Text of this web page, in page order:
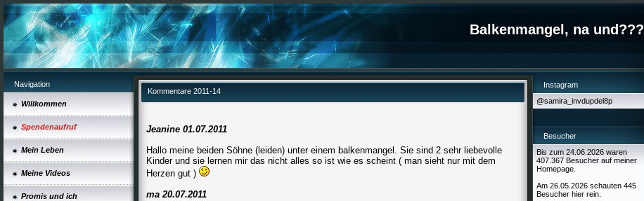
Balkenmangel, na und???
Navigation
Willkommen
Spendenaufruf
Mein Leben
Meine Videos
Promis und ich
Kommentare 2011-14
Jeanine 01.07.2011
Hallo meine beiden Söhne (leiden) unter einem balkenmangel. Sie sind 2 sehr liebevolle
Kinder und sie lernen mir das nicht alles so ist wie es scheint ( man sieht nur mit dem
Herzen gut )
ma 20.07.2011
Instagram
@samira_invdupdel8p
Besucher
Bis zum 24.06.2026 waren
407.367 Besucher auf meiner
Homepage.
Am 26.05.2026 schauten 445
Besucher hier rein.